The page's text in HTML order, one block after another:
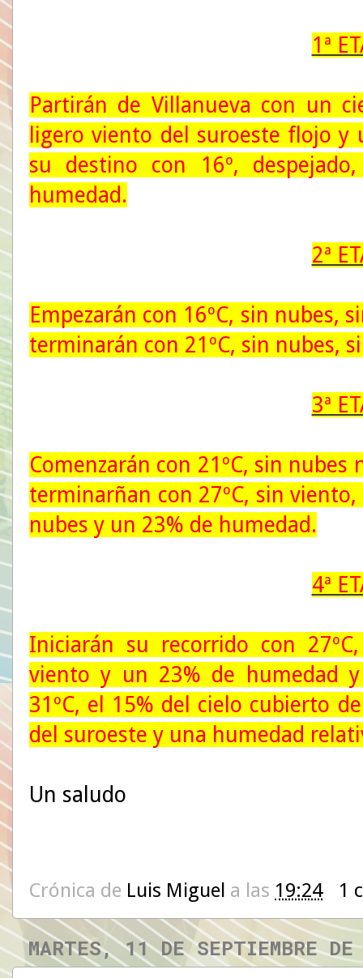
1ª
Partirán de Villanueva con un
ligero viento del suroeste flojo y
su destino con 16º,
humedad.
2ª
Empezarán con 16ºC, sin nubes,
terminarán con 21ºC, sin nubes,
3ª
Comenzarán con 21ºC, sin
terminarñan con 27ºC, sin
nubes y un 23% de humedad.
4ª
Iniciarán su recorrido con
viento y un 23% de humedad
31ºC, el 15% del cielo cubierto
del suroeste y una humedad
Un saludo
Crónica de Luis Miguel a las 19:24 1
MARTES, 11 DE SEPTIEMBRE